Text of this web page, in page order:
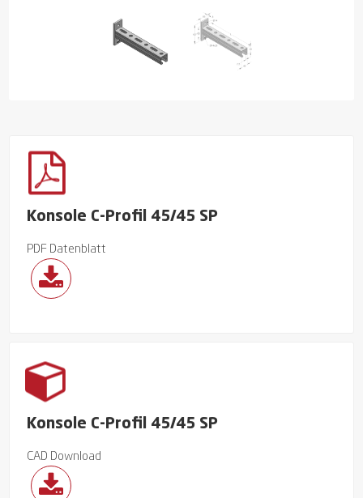
Konsole C-Profil 45/45 SP
PDF Datenblatt
Konsole C-Profil 45/45 SP
CAD Download